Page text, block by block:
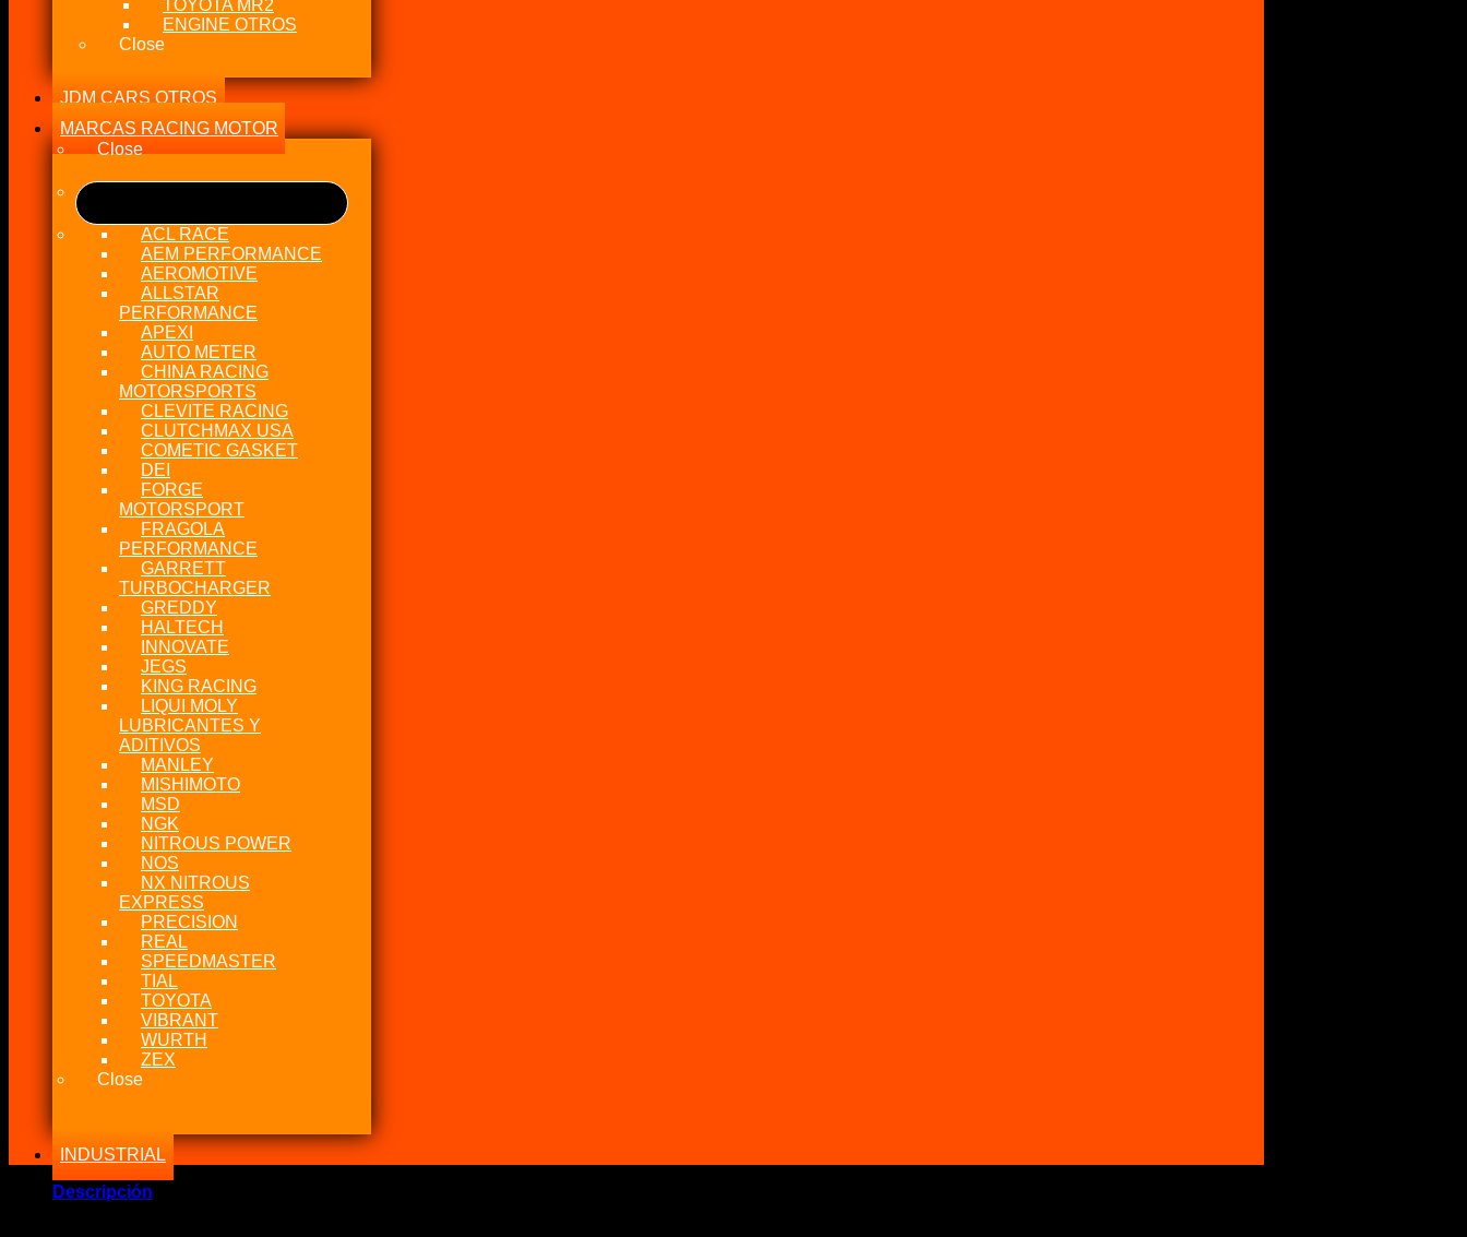
TOYOTA MR2
ENGINE OTROS
Close
JDM CARS OTROS
MARCAS RACING MOTOR
Close
ACL RACE
AEM PERFORMANCE
AEROMOTIVE
ALLSTAR
PERFORMANCE
APEXI
AUTO METER
CHINA RACING
MOTORSPORTS
CLEVITE RACING
CLUTCHMAX USA
COMETIC GASKET
DEI
FORGE
MOTORSPORT
FRAGOLA
PERFORMANCE
GARRETT
TURBOCHARGER
GREDDY
HALTECH
INNOVATE
JEGS
KING RACING
LIQUI MOLY
LUBRICANTES Y
ADITIVOS
MANLEY
MISHIMOTO
MSD
NGK
NITROUS POWER
NOS
NX NITROUS
EXPRESS
PRECISION
REAL
SPEEDMASTER
TIAL
TOYOTA
VIBRANT
WURTH
ZEX
Close
INDUSTRIAL
Descripción